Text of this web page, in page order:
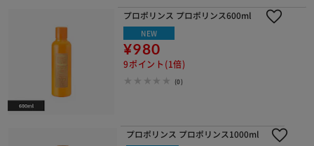
プロポリンス プロポリンス600ml
NEW
¥980
9ポイント(1倍)
(0)
プロポリンス プロポリンス1000ml